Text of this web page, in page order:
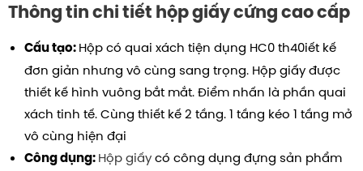
Thông tin chi tiết hộp giấy cứng cao cấp
Cấu tạo: Hộp có quai xách tiện dụng HC0 th40iết kế
đơn giản nhưng vô cùng sang trọng. Hộp giấy được
thiết kế hình vuông bắt mắt. Điểm nhấn là phần quai
xách tinh tế. Cùng thiết kế 2 tầng. 1 tầng kéo 1 tầng mở
vô cùng hiện đại
Công dụng: Hộp giấycó công dụng đựng sản phẩm